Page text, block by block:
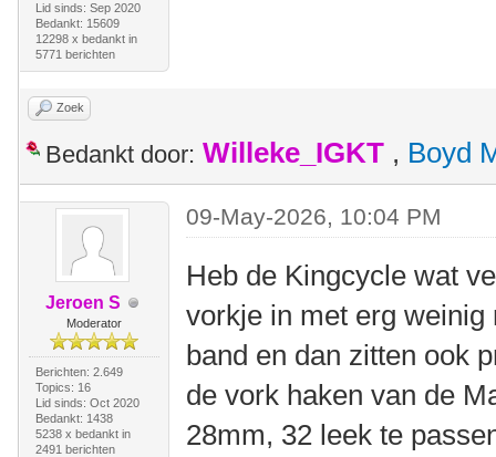
Lid sinds: Sep 2020
Bedankt: 15609
12298 x bedankt in
5771 berichten
Zoek
Bedankt door: Willeke_IGKT , Boyd
Jeroen S
Moderator
Berichten: 2.649
Topics: 16
Lid sinds: Oct 2020
Bedankt: 1438
5238 x bedankt in
2491 berichten
09-May-2026, 10:04 PM
Heb de Kingcycle wat
vorkje in met erg
band en dan zitten ook
de vork haken van de
28mm, 32 leek te